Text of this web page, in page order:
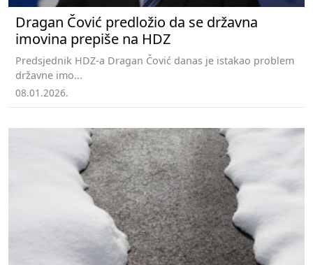
Dragan Čović predložio da se državna
imovina prepiše na HDZ
Predsjednik HDZ-a Dragan Čović danas je istakao problem
državne imo...
08.01.2026.